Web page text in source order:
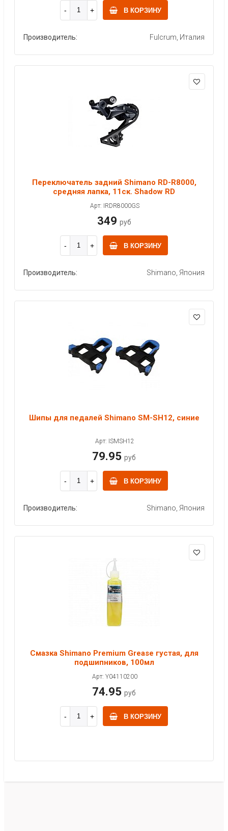
В КОРЗИНУ
Производитель: Fulcrum, Италия
Переключатель задний Shimano RD-R8000,
средняя лапка, 11ск. Shadow RD
Арт: IRDR8000GS
349 руб
В КОРЗИНУ
Производитель: Shimano, Япония
Шипы для педалей Shimano SM-SH12, синие
Арт: ISMSH12
79.95 руб
В КОРЗИНУ
Производитель: Shimano, Япония
Смазка Shimano Premium Grease густая, для
подшипников, 100мл
Арт: Y04110200
74.95 руб
В КОРЗИНУ